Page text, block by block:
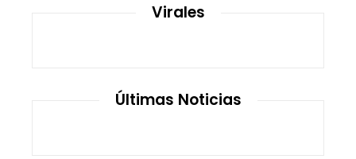
Virales
Últimas Noticias